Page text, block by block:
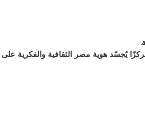
يُجسّد هوية مصر الثقافية والفكرية